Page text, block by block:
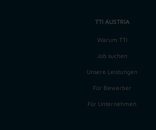
TTI AUSTRIA
Warum TTI
Job suchen
Unsere Leistungen
Für Bewerber
Für Unternehmen